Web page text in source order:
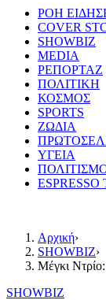
ΡΟΗ
COVER
SHOWBIZ
MEDIA
ΡΕΠΟΡΤΑΖ
ΠΟΛΙΤΙΚΗ
ΚΟΣΜΟΣ
SPORTS
ΖΩΔΙΑ
ΥΓΕΙΑ
ESPRESSO
Αρχική›
SHOWBIZ›
Μέγκι
SHOWBIZ